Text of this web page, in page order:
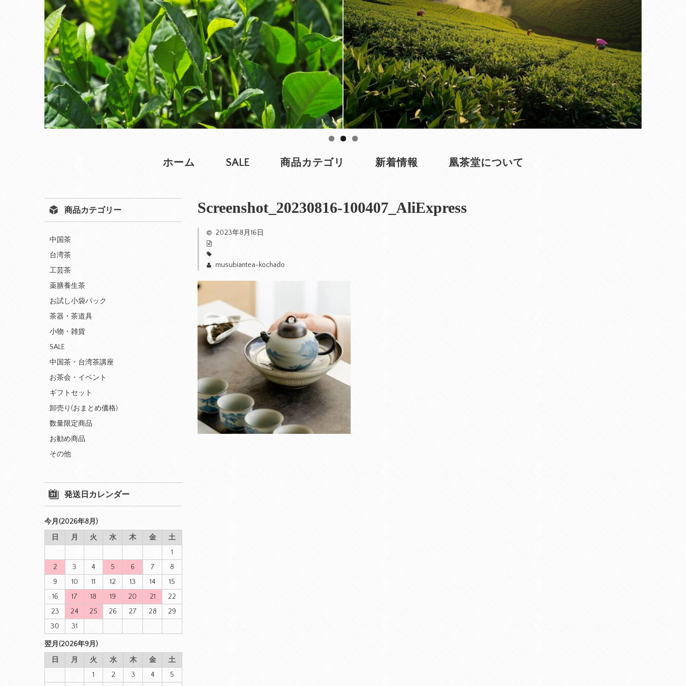
ホーム SALE 商品カテゴリ 新着情報 凰茶堂について
Screenshot_20230816-100407_AliExpress
2023年8月16日
musubiantea-kochado
商品カテゴリー
中国茶
台湾茶
工芸茶
薬膳養生茶
お試し小袋パック
茶器・茶道具
小物・雑貨
SALE
中国茶・台湾茶講座
お茶会・イベント
ギフトセット
卸売り(おまとめ価格)
数量限定商品
お勧め商品
その他
発送日カレンダー
今月(2026年8月)
日
月 火 水 木 金
土
1
2
3 4 5 6 7
8
9
10 11 12 13 14
15
16
17 18 19 20 21
22
23
24 25 26 27 28
29
30
31
翌月(2026年9月)
日
月 火 水 木 金
土
1
2 3 4
5